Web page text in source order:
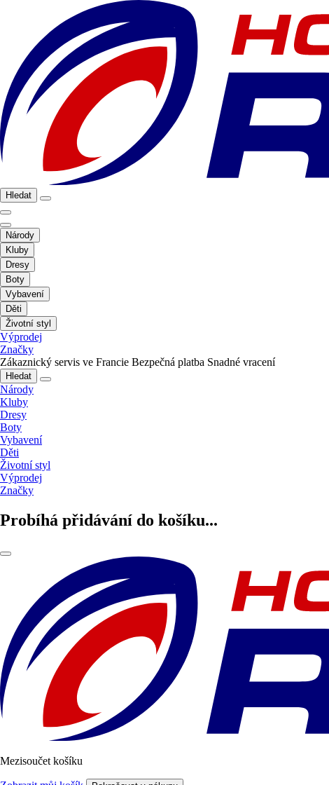
Hledat
Národy
Kluby
Dresy
Boty
Vybavení
Děti
Životní styl
Výprodej
Značky
Zákaznický servis ve Francie Bezpečná platba Snadné vracení
Hledat
Národy
Kluby
Dresy
Boty
Vybavení
Děti
Životní styl
Výprodej
Značky
Probíhá přidávání do košíku...
Mezisoučet košíku